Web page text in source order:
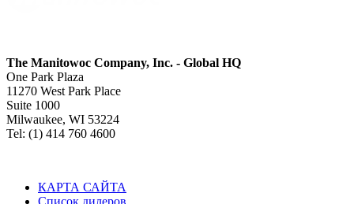
The Manitowoc Company, Inc. - Global HQ
One Park Plaza
11270 West Park Place
Suite 1000
Milwaukee, WI 53224
Tel: (1) 414 760 4600
КАРТА САЙТА